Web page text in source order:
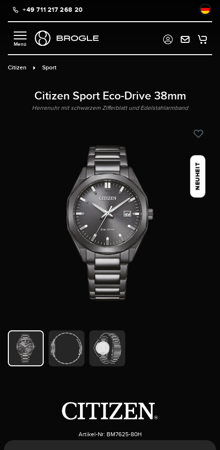
springen
+49 711 217 268 20
Citizen Sport
Citizen Sport Eco-Drive 38mm
Herrenuhr mit schwarzem Zifferblatt und Edelstahlarmband
NEUHEIT
Artikel-Nr: BM7625-80H